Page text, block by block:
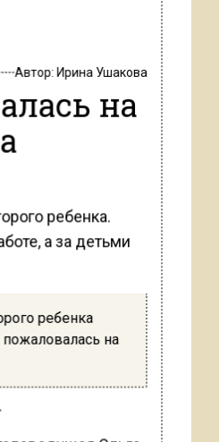
Автор:Ирина Ушакова
на
ребенка.
а за детьми
ребенка
на